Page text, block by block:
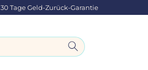
30 Tage Geld-Zurück-Garantie